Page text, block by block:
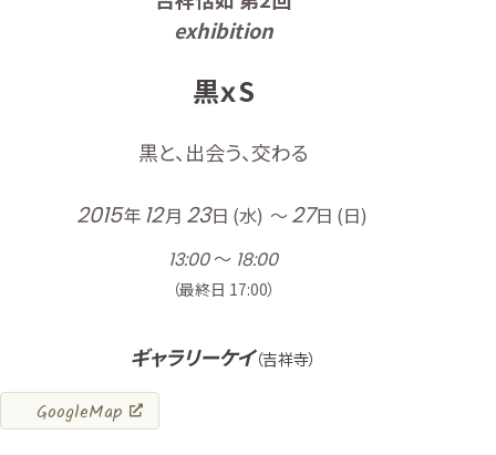
exhibition
黒ｘS
黒と、出会う、交わる
2015年 12月 23日 (水) 〜 27日 (日)
13:00～ 18:00
（最終日 17:00）
ギャラリーケイ（吉祥寺）
GoogleMap